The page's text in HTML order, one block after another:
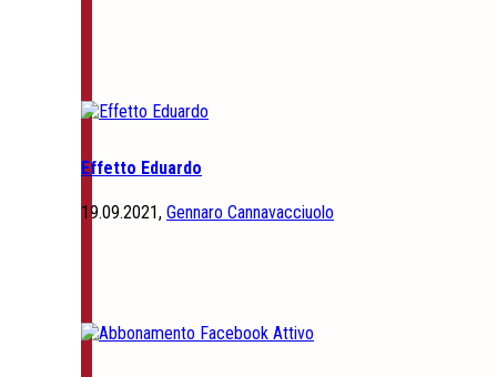
Effetto Eduardo
19.09.2021, Gennaro Cannavacciuolo